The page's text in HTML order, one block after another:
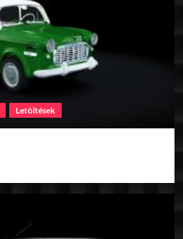
Letöltések